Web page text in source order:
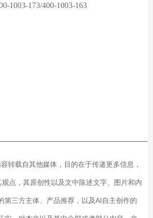
1003-173/400-1003-163
转载自其他媒体，目的在于传递更多信息，
点，其原创性以及文中陈述文字、图片和内
第三方主体、产品推荐，以及AI自主创作的